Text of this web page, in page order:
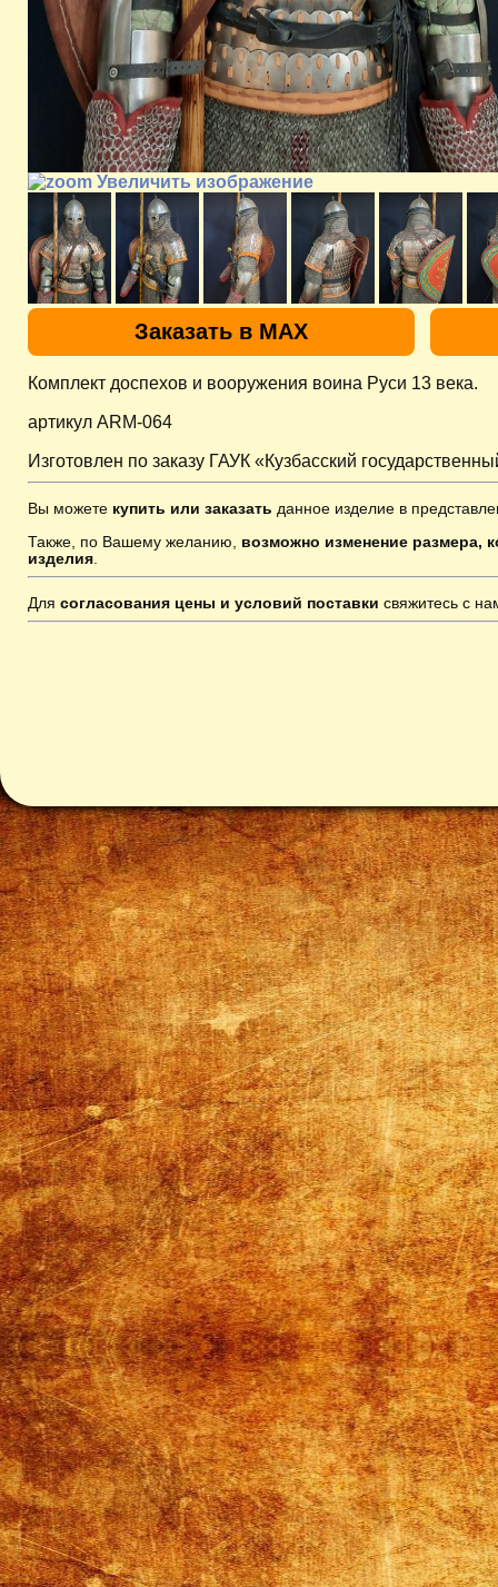
Увеличить изображение
Заказать в MAX
Комплект доспехов и вооружения воина Руси 13 века.
артикул ARM-064
Изготовлен по заказу ГАУК «Кузбасский
Вы можете купить или заказать данное изделие в
Также, по Вашему желанию, возможно изменение размера,
изделия
Для согласования цены и условий поставки свяжитесь с